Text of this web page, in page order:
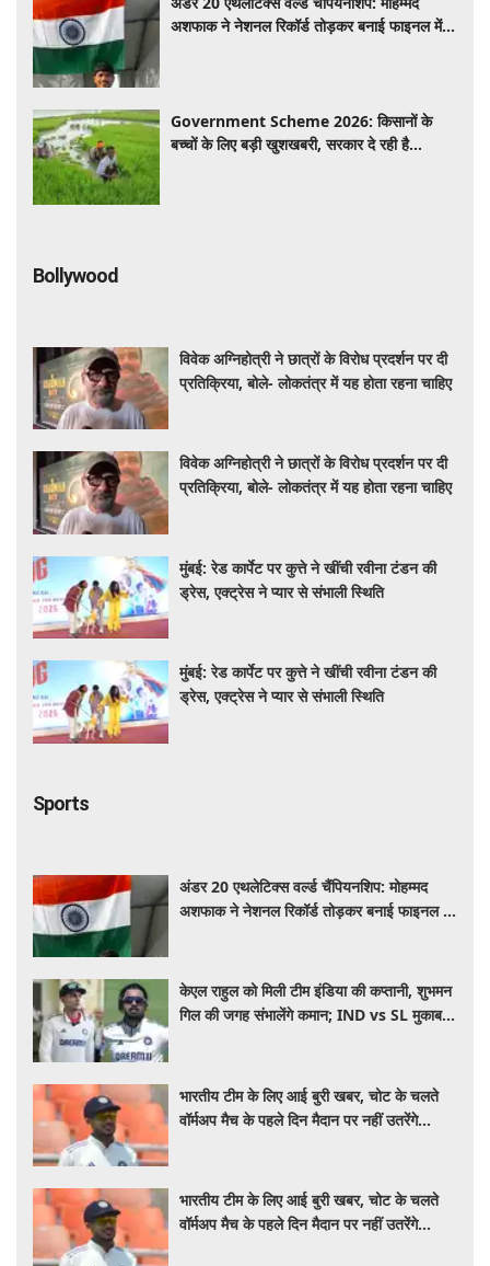
अशफाक ने नेशनल रिकॉर्ड तोड़कर बनाई फाइनल में
Government Scheme 2026: किसानों के
बच्चों के लिए बड़ी खुशखबरी, सरकार दे रही है
Bollywood
विवेक अग्निहोत्री ने छात्रों के विरोध प्रदर्शन पर दी
प्रतिक्रिया, बोले- लोकतंत्र में यह होता रहना चाहिए
विवेक अग्निहोत्री ने छात्रों के विरोध प्रदर्शन पर दी
प्रतिक्रिया, बोले- लोकतंत्र में यह होता रहना चाहिए
मुंबई: रेड कार्पेट पर कुत्ते ने खींची रवीना टंडन की
ड्रेस, एक्ट्रेस ने प्यार से संभाली स्थिति
मुंबई: रेड कार्पेट पर कुत्ते ने खींची रवीना टंडन की
ड्रेस, एक्ट्रेस ने प्यार से संभाली स्थिति
Sports
अंडर 20 एथलेटिक्स वर्ल्ड चैंपियनशिप: मोहम्मद
अशफाक ने नेशनल रिकॉर्ड तोड़कर बनाई फाइनल में
केएल राहुल को मिली टीम इंडिया की कप्तानी, शुभमन
गिल की जगह संभालेंगे कमान; IND vs SL मुकाबले
भारतीय टीम के लिए आई बुरी खबर, चोट के चलते
वॉर्मअप मैच के पहले दिन मैदान पर नहीं उतरेंगे
भारतीय टीम के लिए आई बुरी खबर, चोट के चलते
वॉर्मअप मैच के पहले दिन मैदान पर नहीं उतरेंगे